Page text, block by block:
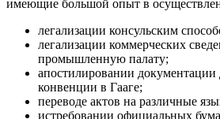
имеющие большой опыт в
легализации консульским
легализации коммерческих
промышленную палату;
апостилировании документации
конвенции в Гааге;
переводе актов на различные
истребовании официальных